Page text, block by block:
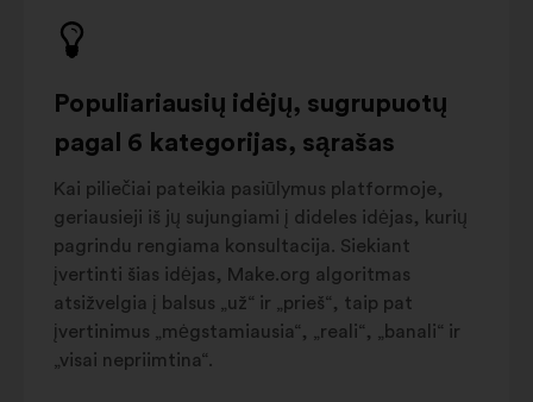
Populiariausių idėjų, sugrupuotų
pagal 6 kategorijas, sąrašas
Kai piliečiai pateikia pasiūlymus platformoje,
geriausieji iš jų sujungiami į dideles idėjas, kurių
pagrindu rengiama konsultacija. Siekiant
įvertinti šias idėjas, Make.org algoritmas
atsižvelgia į balsus „už“ ir „prieš“, taip pat
įvertinimus „mėgstamiausia“, „reali“, „banali“ ir
„visai nepriimtina“.